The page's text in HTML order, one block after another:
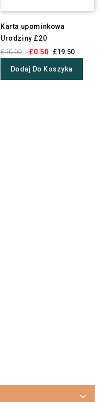
Karta upominkowa
Urodziny £20
£20.00 -£0.50 £19.50
Dodaj Do Koszyka